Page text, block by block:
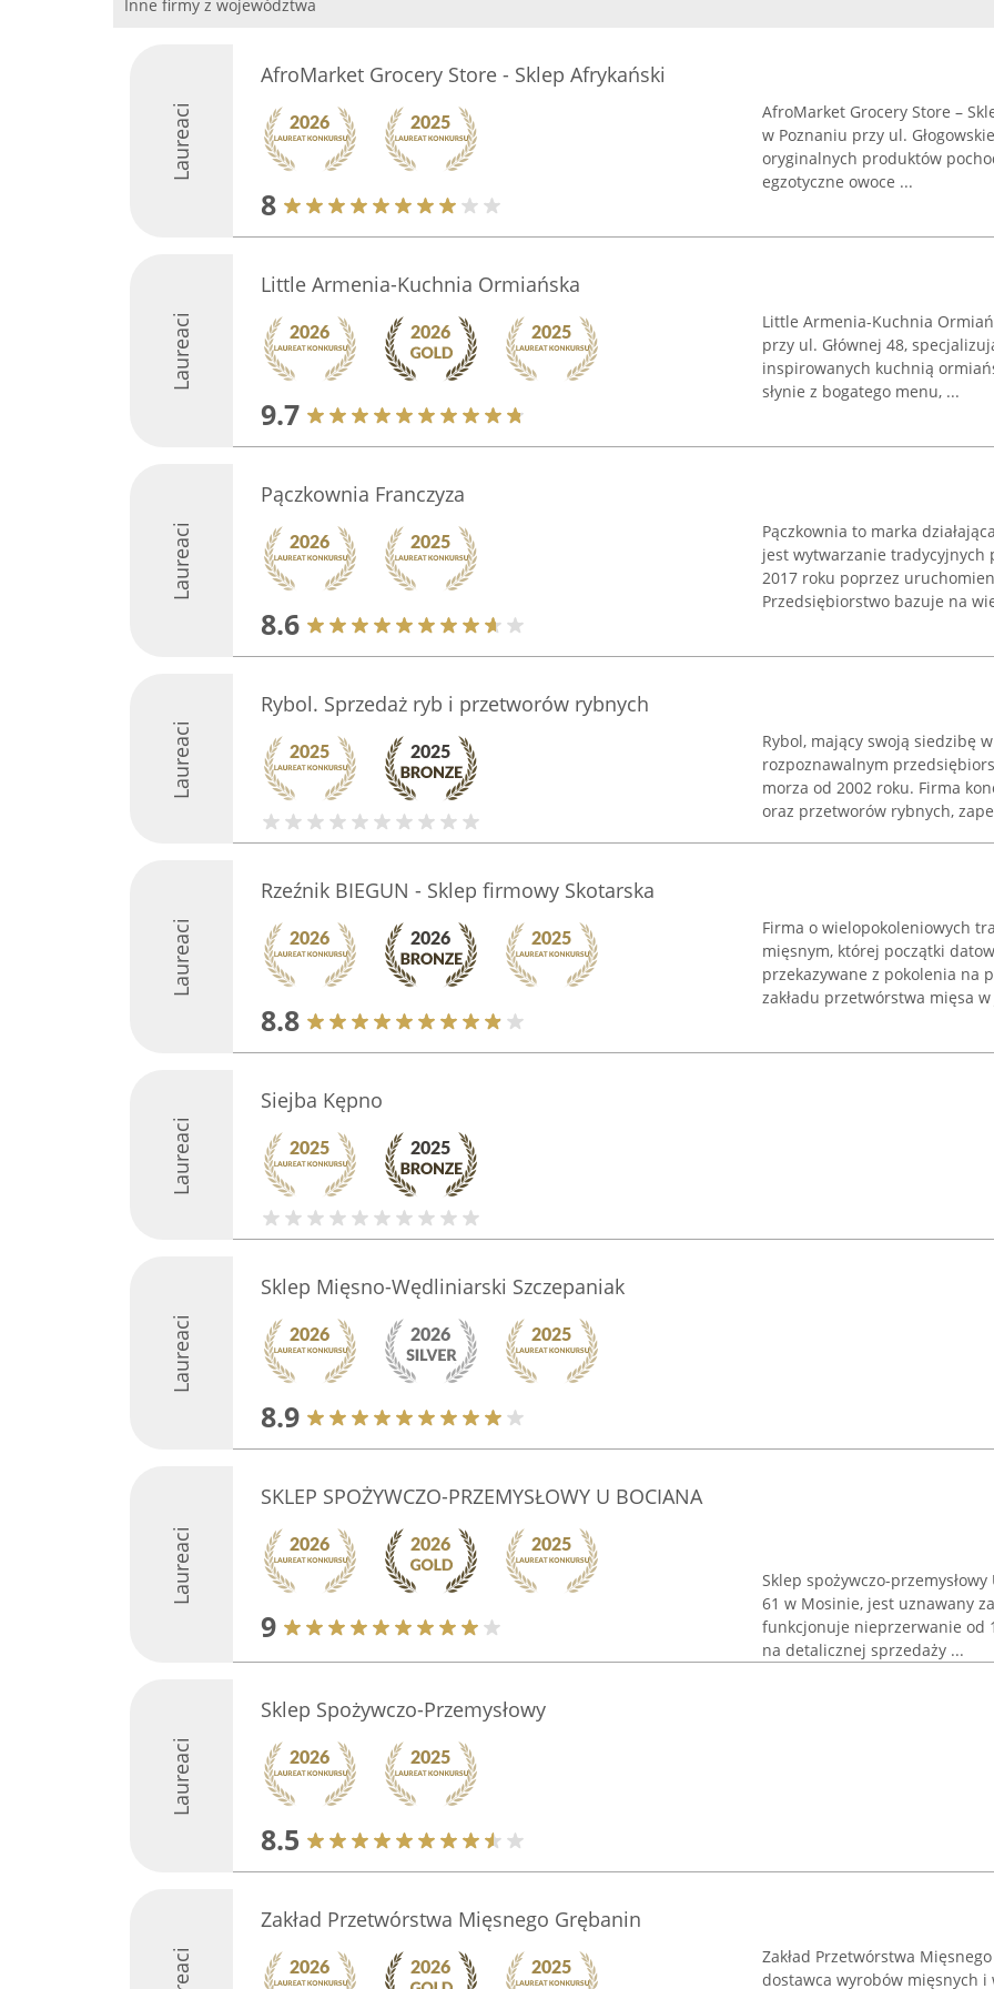
Inne firmy z województwa
Laureaci
AfroMarket Grocery Store - Sklep Afrykański
8
AfroMarket Grocery Store –
w Poznaniu przy ul.
oryginalnych produktów
egzotyczne owoce ...
Laureaci
Little Armenia-Kuchnia Ormiańska
9.7
Little Armenia-Kuchnia
przy ul. Głównej 48,
inspirowanych kuchnią
słynie z bogatego menu, ...
Laureaci
Pączkownia Franczyza
8.6
Pączkownia to marka
jest wytwarzanie tradycyjnych
2017 roku poprzez
Przedsiębiorstwo bazuje na
Laureaci
Rybol. Sprzedaż ryb i przetworów rybnych
Rybol, mający swoją siedzibę
rozpoznawalnym
morza od 2002 roku. Firma
oraz przetworów rybnych,
Laureaci
Rzeźnik BIEGUN - Sklep firmowy Skotarska
8.8
Firma o wielopokoleniowych
mięsnym, której początki
przekazywane z pokolenia na
zakładu przetwórstwa mięsa w
Laureaci
Siejba Kępno
Laureaci
Sklep Mięsno-Wędliniarski Szczepaniak
8.9
Laureaci
SKLEP SPOŻYWCZO-PRZEMYSŁOWY U BOCIANA
9
Sklep spożywczo-
61 w Mosinie, jest uznawany
funkcjonuje nieprzerwanie od
na detalicznej sprzedaży ...
Laureaci
Sklep Spożywczo-Przemysłowy
8.5
Zakład Przetwórstwa Mięsnego Grębanin
Zakład Przetwórstwa
dostawca wyrobów mięsnych